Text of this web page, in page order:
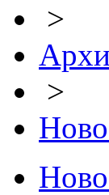
>
>